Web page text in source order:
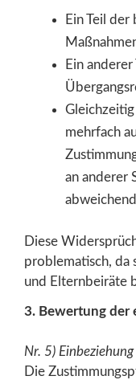
Ein Teil
Ein
mehrfach
an anderer
Diese
problematisch, da
und Elternbeiräte
3. Bewertung der
Nr. 5)
Die